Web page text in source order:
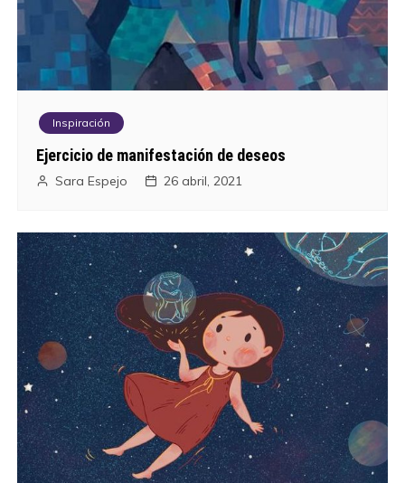
Inspiración
Ejercicio de manifestación de deseos
Sara Espejo 26 abril, 2021